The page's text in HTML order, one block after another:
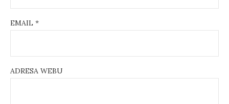
EMAIL *
ADRESA WEBU